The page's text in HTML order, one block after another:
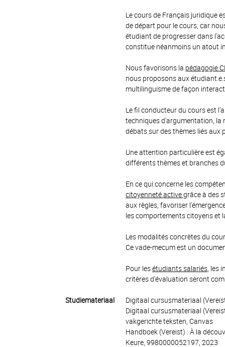
Le cours de Français juridique
de départ pour le cours, car
étudiant de progresser dans
constitue néanmoins un atout
Nous favorisons la pédagogie
nous proposons aux
multilinguisme de façon
Le fil conducteur du cours est
techniques d'argumentation, la
débats sur des thèmes liés aux
Une attention particulière est
différents thèmes et branches
En ce qui concerne les
citoyenneté activegrâce à des
aux règles, favoriser
les comportements citoyens et
Les modalités concrètes du
Ce vade-mecum est un
Pour lesétudiants salariés, les
critères d'évaluation seront
Studiemateriaal
Digitaal cursusmateriaal
Digitaal cursusmateriaal
vakgerichte teksten, Canvas
Handboek (Vereist) : À la
Keure, 9980000052197, 2023